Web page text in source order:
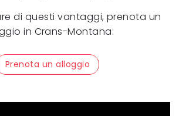
di questi vantaggi, prenota un
in Crans-Montana:
Prenota un alloggio